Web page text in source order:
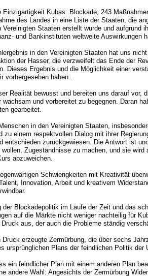
Einzigartigkeit Kubas: Blockade, 243
des Landes in eine Liste der Staaten, die
Staaten erstellt wurde und aufgrund
und Bankinstituten weltweite Auswirkungen
in den Vereinigten Staaten hat uns
der Hasser, die verzweifelt das Ende der
Dieses Ergebnis und die Möglichkeit einer
vorhergesehen haben..
Realität bewusst und bereiten uns darauf vor,
wachsam und vorbereitet zu begegnen. Daran
gearbeitet.
in den Vereinigten Staaten,
zu einem respektvollen Dialog mit ihrer
entschieden zurückgewiesen. Die Antwort ist
wollen, Zugeständnisse zu machen, und sie
abzuweichen.
Schwierigkeiten mit Kreativität
Innovation, Arbeit und kreativem
der Blockadepolitik im Laufe der Zeit und das
auf die Märkte nicht weniger nachteilig für
aus, der auch die Probleme ständig
Druck erzeugte Zermürbung, die über sechs
ursprünglichen Plans der feindlichen Politik der
ein feindlicher Plan mit einem anderen Plan
andere Wahl: Angesichts der Zermürbung